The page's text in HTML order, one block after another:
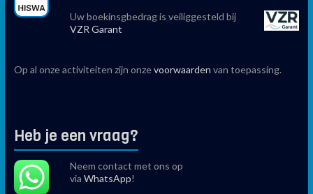
Uw boekinsgbedrag is veiliggesteld bij
VZR Garant
Op al onze activiteiten zijn onzevoorwaarden van toepassing.
Heb je een vraag?
Neem contact met ons op
via WhatsApp!